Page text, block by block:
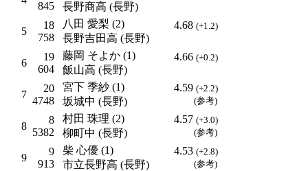
845
長野商高 (長野)
5
18
758
八田 愛梨 (2)
長野吉田高 (長野)
4.68 (+1.2)
6
19
604
藤岡 そよか (1)
飯山高 (長野)
4.66 (+0.2)
7
20
4748
宮下 季紗 (1)
坂城中 (長野)
4.59 (+2.2)
(参考)
8
8
5382
村田 珠理 (2)
柳町中 (長野)
4.57 (+3.0)
(参考)
9
9
913
柴 心優 (1)
市立長野高 (長野)
4.53 (+2.8)
(参考)